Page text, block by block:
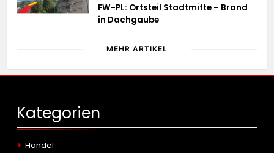
FW-PL: Ortsteil Stadtmitte – Brand
in Dachgaube
MEHR ARTIKEL
Kategorien
Handel